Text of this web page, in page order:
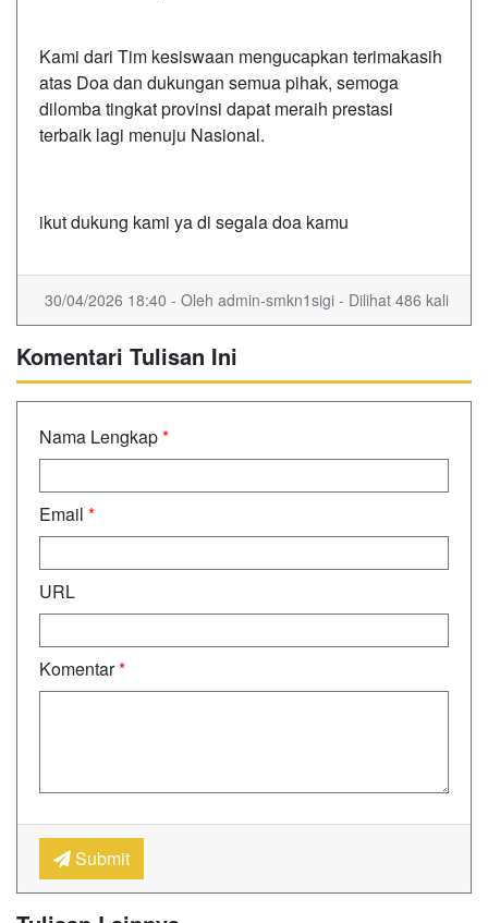
Kami dari Tim kesiswaan mengucapkan terimakasih
atas Doa dan dukungan semua pihak, semoga
dilomba tingkat provinsi dapat meraih prestasi
terbaik lagi menuju Nasional.
ikut dukung kami ya di segala doa kamu
30/04/2026 18:40 - Oleh admin-smkn1sigi - Dilihat 486 kali
Komentari Tulisan Ini
Nama Lengkap*
Email *
URL
Komentar*
Submit